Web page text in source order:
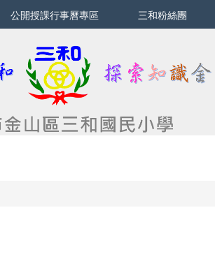
公開授課行事曆專區 三和粉絲團